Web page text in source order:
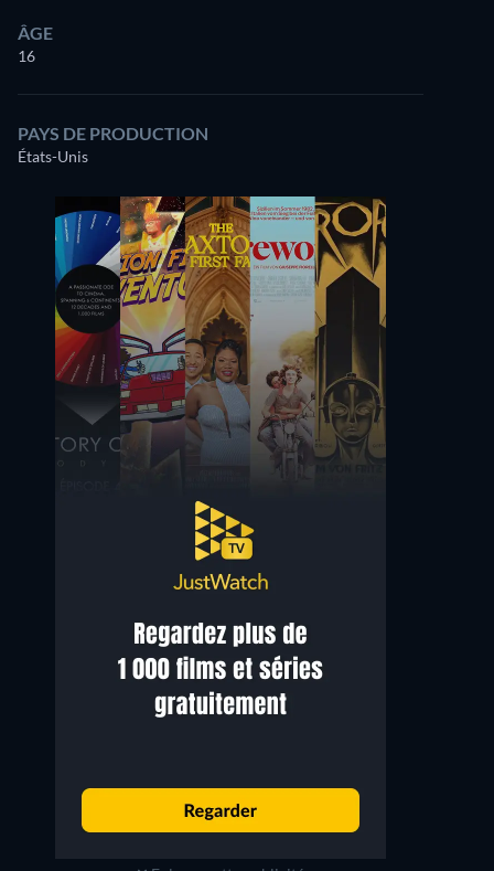
ÂGE
16
PAYS DE PRODUCTION
États-Unis